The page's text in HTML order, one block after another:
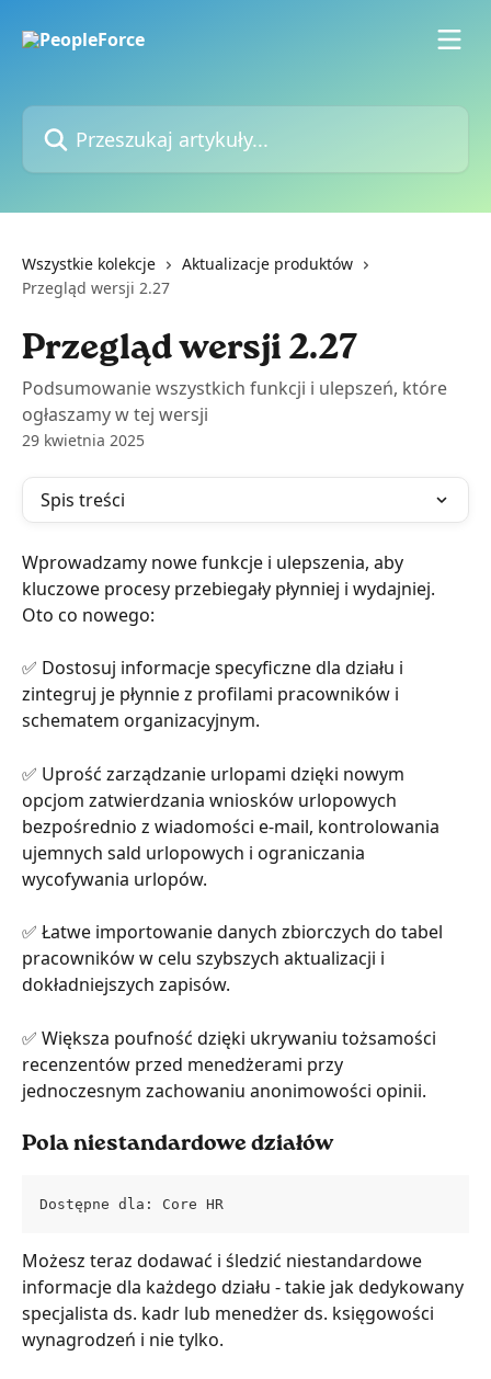
Przeszukaj artykuły...
Wszystkie kolekcje
Aktualizacje produktów
Przegląd wersji 2.27
Przegląd wersji 2.27
Podsumowanie wszystkich funkcji i ulepszeń, które
ogłaszamy w tej wersji
29 kwietnia 2025
Spis treści
Wprowadzamy nowe funkcje i ulepszenia, aby
kluczowe procesy przebiegały płynniej i wydajniej.
Oto co nowego:
✅ Dostosuj informacje specyficzne dla działu i
zintegruj je płynnie z profilami pracowników i
schematem organizacyjnym.
✅ Uprość zarządzanie urlopami dzięki nowym
opcjom zatwierdzania wniosków urlopowych
bezpośrednio z wiadomości e-mail, kontrolowania
ujemnych sald urlopowych i ograniczania
wycofywania urlopów.
✅ Łatwe importowanie danych zbiorczych do tabel
pracowników w celu szybszych aktualizacji i
dokładniejszych zapisów.
✅ Większa poufność dzięki ukrywaniu tożsamości
recenzentów przed menedżerami przy
jednoczesnym zachowaniu anonimowości opinii.
Pola niestandardowe działów
Dostępne dla: Core HR
Możesz teraz dodawać i śledzić niestandardowe
informacje dla każdego działu - takie jak dedykowany
specjalista ds. kadr lub menedżer ds. księgowości
wynagrodzeń i nie tylko.